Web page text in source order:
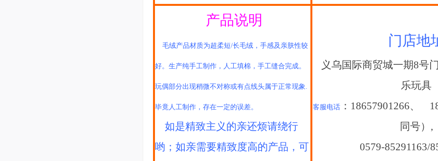
产品说明
毛绒产品材质为超柔短/长毛绒，手感及亲肤性较
好。生产纯手工制作，人工填棉，手工缝合完成。
玩偶部分出现稍微不对称或有点线头属于正常现象.
毕竟人工制作，存在一定的误差。
如是精致主义的亲还烦请绕行
哟；如亲需要精致度高的产品，可
门店地
义乌国际商贸城一期8号
乐玩具
客服电话 ：18657901266、
同号）,
0579-85291163/